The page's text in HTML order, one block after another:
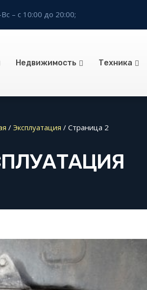
– с 10:00 до 20:00;
Недвижимость Техника
/ Эксплуатация / Страница 2